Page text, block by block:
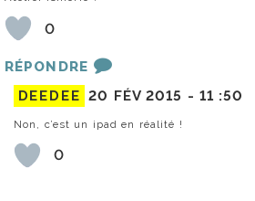
0
RÉPONDRE
DEEDEE 20 FÉV 2015 - 11 :50
Non, c’est un ipad en réalité !
0